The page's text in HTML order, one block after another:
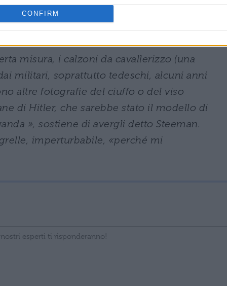
CONFIRM
Degrelle assicura di essere stato
quel tipo di pantaloni; in realtà,
estremamente diffuso fra la
misura, i calzoni da cavallerizzo (una
militari, soprattutto tedeschi, alcuni anni
altre fotografie del ciuffo o del viso
di Hitler, che sarebbe stato il modello di
», sostiene di avergli detto Steeman.
imperturbabile, «perché mi